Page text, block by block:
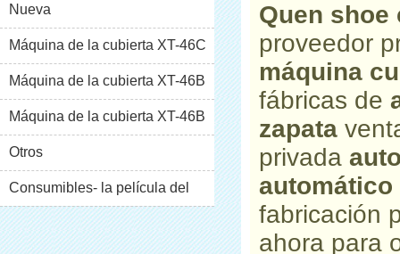
Nueva
Máquina de la cubierta XT-46C
Máquina de la cubierta XT-46B
(i)Máquina de la cubierta XT-46B
(II)
Otros
Consumibles- la película del
pvc
Quen
proveedor
máquina
fábricas de
zapata
privada
automático
fabricación
ahora para